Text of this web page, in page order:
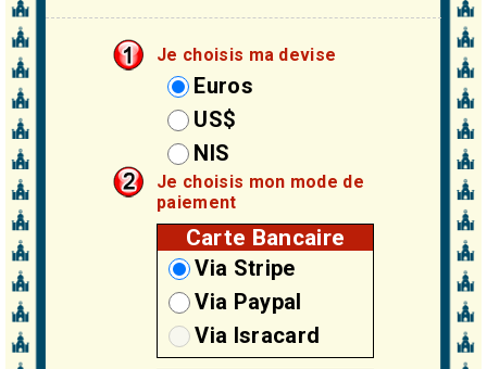
Je choisis ma devise
Euros
US$
NIS
Je choisis mon mode de
paiement
Carte Bancaire
Via Stripe
Via Paypal
Via Isracard